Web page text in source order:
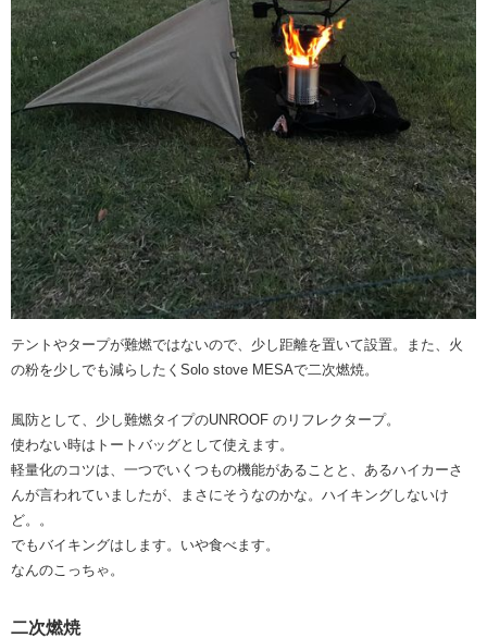
テントやタープが難燃ではないので、少し距離を置いて設置。また、火
の粉を少しでも減らしたくSolo stove MESAで二次燃焼。
風防として、少し難燃タイプのUNROOF のリフレクタープ。
使わない時はトートバッグとして使えます。
軽量化のコツは、一つでいくつもの機能があることと、あるハイカーさ
んが言われていましたが、まさにそうなのかな。ハイキングしないけ
ど。。
でもバイキングはします。いや食べます。
なんのこっちゃ。
二次燃焼